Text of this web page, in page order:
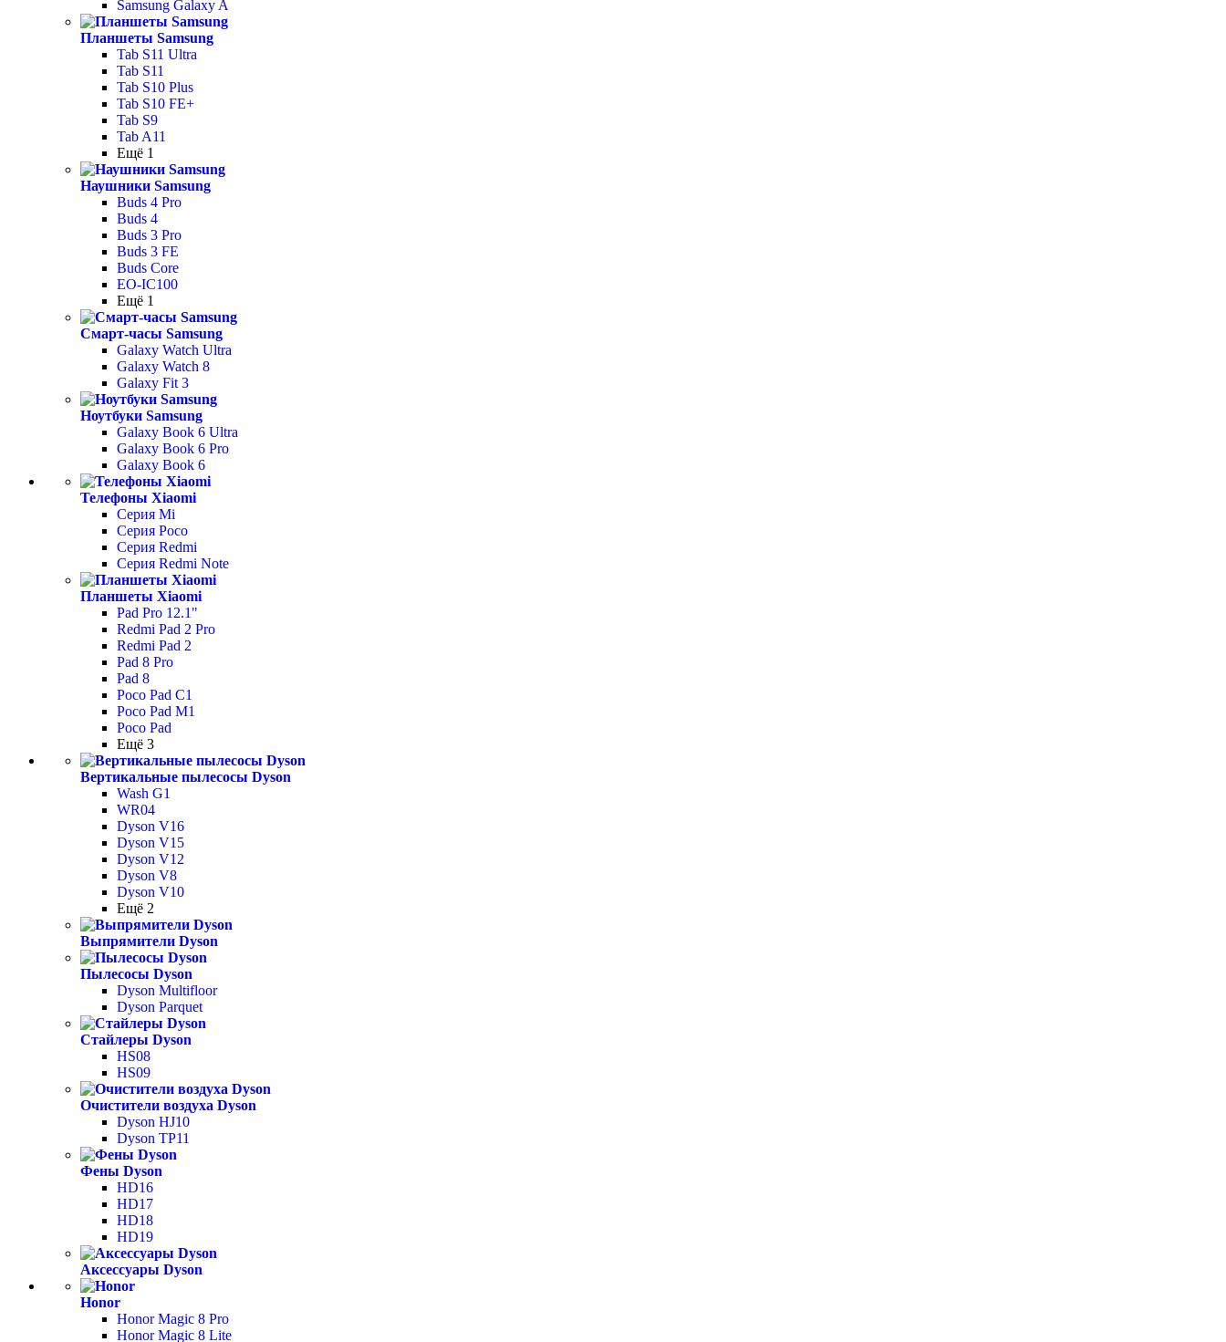
Samsung Galaxy A
Планшеты Samsung
Tab S11 Ultra
Tab S11
Tab S10 Plus
Tab S10 FE+
Tab S9
Tab A11
Ещё 1
Наушники Samsung
Buds 4 Pro
Buds 4
Buds 3 Pro
Buds 3 FE
Buds Core
EO-IC100
Ещё 1
Смарт-часы Samsung
Galaxy Watch Ultra
Galaxy Watch 8
Galaxy Fit 3
Ноутбуки Samsung
Galaxy Book 6 Ultra
Galaxy Book 6 Pro
Galaxy Book 6
Телефоны Xiaomi
Серия Mi
Серия Poco
Серия Redmi
Серия Redmi Note
Планшеты Xiaomi
Pad Pro 12.1"
Redmi Pad 2 Pro
Redmi Pad 2
Pad 8 Pro
Pad 8
Poco Pad С1
Poco Pad M1
Poco Pad
Ещё 3
Вертикальные пылесосы Dyson
Wash G1
WR04
Dyson V16
Dyson V15
Dyson V12
Dyson V8
Dyson V10
Ещё 2
Выпрямители Dyson
Пылесосы Dyson
Dyson Multifloor
Dyson Parquet
Стайлеры Dyson
HS08
HS09
Очистители воздуха Dyson
Dyson HJ10
Dyson TP11
Фены Dyson
HD16
HD17
HD18
HD19
Аксессуары Dyson
Honor
Honor Magic 8 Pro
Honor Magic 8 Lite